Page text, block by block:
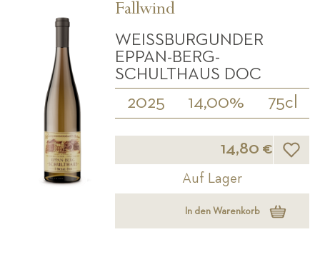
Fallwind
WEISSBURGUNDER E
PPAN-BERG-S
CHULTHAUS DOC
2025 14,00% 75cl
14,80 €
Auf Lager
In den Warenkorb